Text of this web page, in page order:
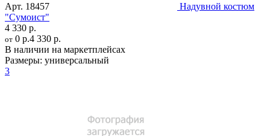
Арт. 18457
Надувной костюм
"Сумоист"
4 330 р.
от 0 р.4 330 р.
В наличии на маркетплейсах
Размеры: универсальный
3